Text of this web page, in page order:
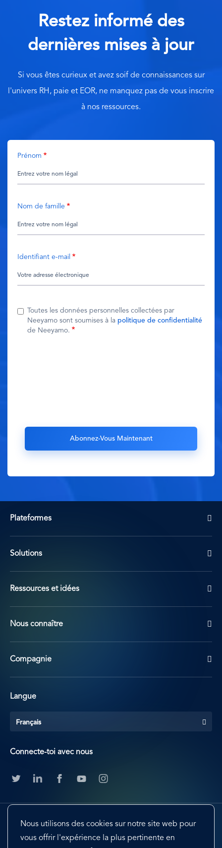
Nous utilisons des cookies sur notre site web pour
vous offrir l'expérience la plus pertinente en
Restez informé des
dernières mises à jour
Si vous êtes curieux et avez soif de connaissances sur
l'univers RH, paie et EOR, ne manquez pas de vous inscrire
à nos ressources.
Prénom
Nom de famille
Identifiant e-mail
Toutes les données personnelles collectées par
Neeyamo sont soumises à la politique de confidentialité
de Neeyamo.
Plateformes
Solutions
Ressources et idées
Nous connaître
Compagnie
Langue
Français
Connecte-toi avec nous